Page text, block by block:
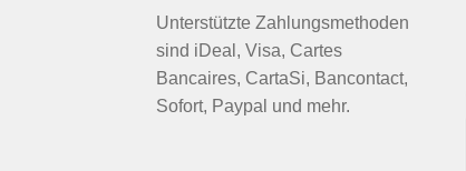
Unterstützte Zahlungsmethoden
sind iDeal, Visa, Cartes
Bancaires, CartaSi, Bancontact,
Sofort, Paypal und mehr.